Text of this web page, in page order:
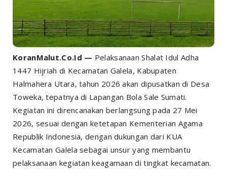
KoranMalut.Co.Id — Pelaksanaan Shalat Idul Adha
1447 Hijriah di Kecamatan Galela, Kabupaten
Halmahera Utara, tahun 2026 akan dipusatkan di Desa
Toweka, tepatnya di Lapangan Bola Sale Sumati.
Kegiatan ini direncanakan berlangsung pada 27 Mei
2026, sesuai dengan ketetapan Kementerian Agama
Republik Indonesia, dengan dukungan dari KUA
Kecamatan Galela sebagai unsur yang membantu
pelaksanaan kegiatan keagamaan di tingkat kecamatan.